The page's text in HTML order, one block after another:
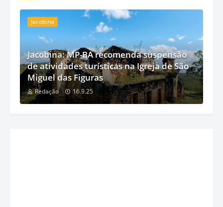
Jacobina
Jacobina: MP-BA recomenda suspensão
de atividades turísticas na Igreja de São
Miguel das Figuras
Redação 16.9.25